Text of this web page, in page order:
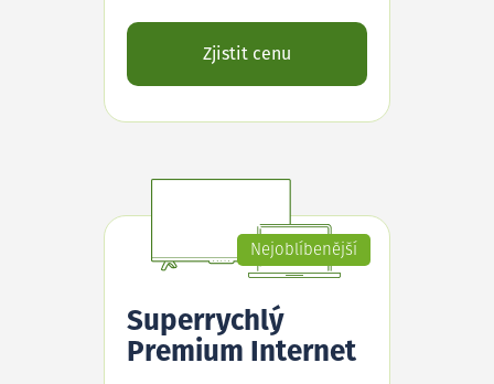
Zjistit cenu
Nejoblíbenější
Superrychlý
Premium Internet